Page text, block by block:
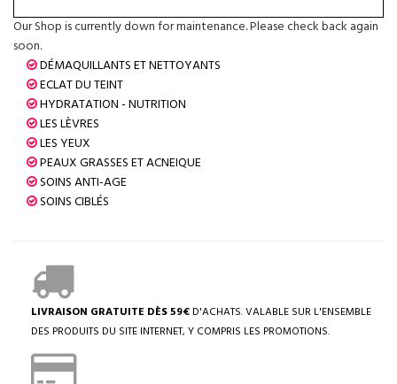
Our Shop is currently down for maintenance. Please check back again
soon.
DÉMAQUILLANTS ET NETTOYANTS
ECLAT DU TEINT
HYDRATATION - NUTRITION
LES LÈVRES
LES YEUX
PEAUX GRASSES ET ACNEIQUE
SOINS ANTI-AGE
SOINS CIBLÉS
LIVRAISON GRATUITE DÈS 59€ D'ACHATS. VALABLE SUR L'ENSEMBLE
DES PRODUITS DU SITE INTERNET, Y COMPRIS LES PROMOTIONS.